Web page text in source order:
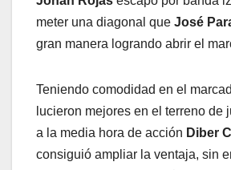
meter una diagonal que José
gran manera logrando abrir el
Teniendo comodidad en el
lucieron mejores en el terreno de
a la media hora de acción Diber
consiguió ampliar la ventaja, sin